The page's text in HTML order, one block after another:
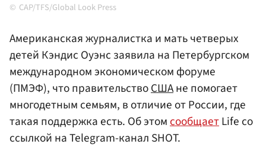
CAP/TFS/Global Look Press
Американская журналистка и мать четверых
детей Кэндис Оуэнс заявила на Петербургском
международном экономическом форуме
(ПМЭФ), что правительствоСШАне помогает
многодетным семьям, в отличие от России, где
такая поддержка есть. Об этомсообщаетLife со
ссылкой на Telegram-канал SHOT.